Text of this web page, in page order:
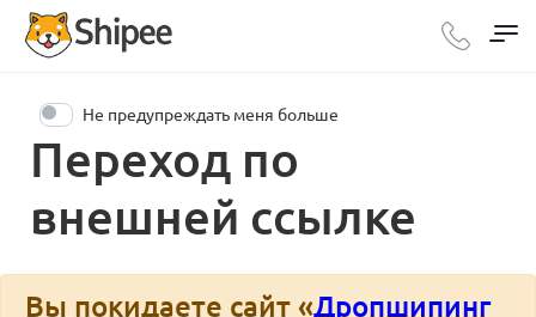
Переход по
внешней ссылке
Не предупреждать меня больше
Вы покидаете сайт «Дропшипинг